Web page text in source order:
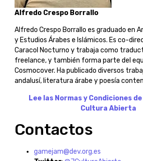
Alfredo Crespo Borrallo
Alfredo Crespo Borrallo es graduado en
y Estudios Árabes e Islámicos. Es co-
Caracol Nocturno y trabaja como
freelance, y también forma parte del
Cosmocover. Ha publicado diversos
andalusí, literatura árabe y poesía
Lee las Normas y Condiciones
Cultura Abierta
Contactos
gamejam@dev.org.es